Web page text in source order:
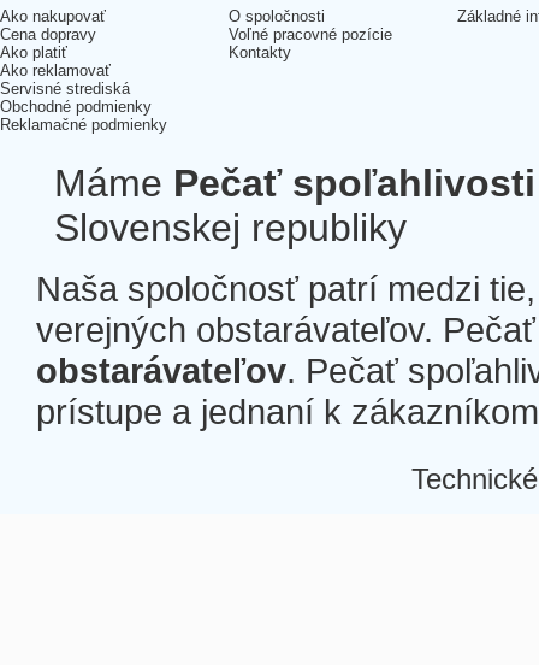
Ako nakupovať
Cena dopravy
Ako platiť
Ako reklamovať
Servisné strediská
Obchodné podmienky
Reklamačné podmienky
O spoločnosti
Voľné pracovné pozície
Kontakty
Základné
Máme Pečať spoľahlivosti
Slovenskej republiky
Naša spoločnosť patrí medzi
verejných obstarávateľov.
obstarávateľov. Pečať
prístupe a jednaní k